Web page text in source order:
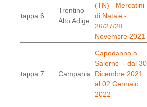
tappa 6
Trentino
Alto Adige
(TN) - Mercatini
di Natale -
26/27/28
Novembre 2021
tappa 7 Campania
Capodanno a
Salerno - dal 30
Dicembre 2021
al 02 Gennaio
2022